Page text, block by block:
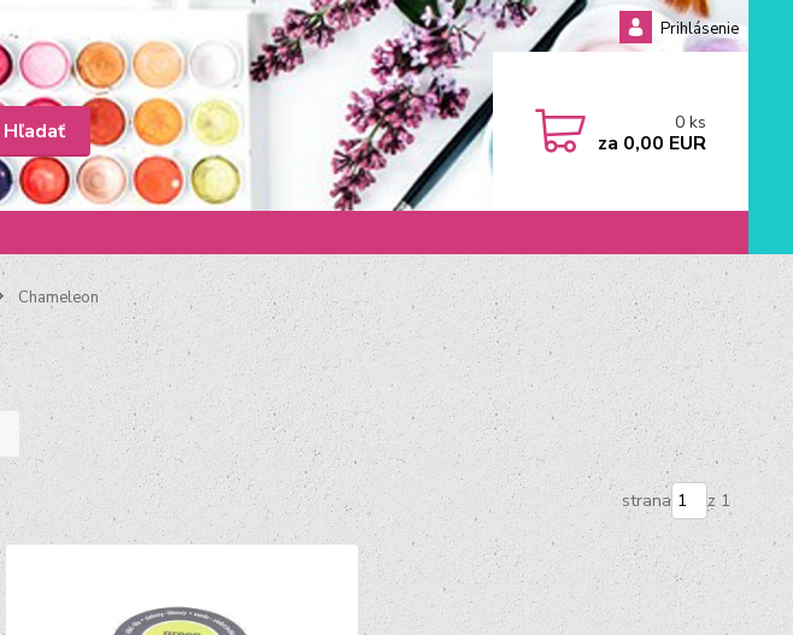
Prihlásenie
Hľadať 0ks
za 0,00 EUR
Chameleon
strana z 1